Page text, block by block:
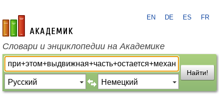
academic.ru
EN DE ES FR
Словари и энциклопедии на Академике
Найти!